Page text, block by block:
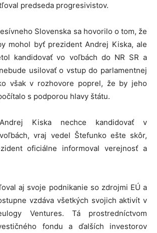
predseda progresivistov.
Slovenska sa hovorilo o tom, že
mohol byť prezident Andrej Kiska, ale
kandidovať vo voľbách do NR SR a
usilovať o vstup do parlamentnej
však v rozhovore poprel, že by jeho
s podporou hlavy štátu.
Kiska nechce kandidovať v
vraj vedel Štefunko ešte skôr,
oficiálne informoval verejnosť a
aj svoje podnikanie so zdrojmi EÚ a
vzdáva všetkých svojich aktivít v
Ventures. Tá prostredníctvom
fondu a ďalších investorov